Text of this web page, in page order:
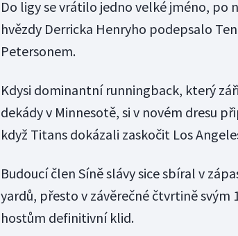
Do ligy se vrátilo jedno velké jméno, po
hvězdy Derricka Henryho podepsalo
Petersonem.
Kdysi dominantní runningback, který
dekády v Minnesotě, si v novém dresu
když Titans dokázali zaskočit Los
Budoucí člen Síně slávy sice sbíral v
yardů, přesto v závěrečné čtvrtině svým
hostům definitivní klid.